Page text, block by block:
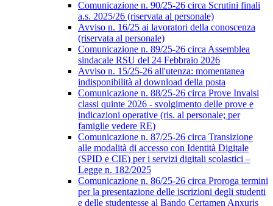
Comunicazione n. 90/25-26 circa Scrutini finali
a.s. 2025/26 (riservata al personale)
Avviso n. 16/25 ai lavoratori della conoscenza
(riservata al personale)
Comunicazione n. 89/25-26 circa Assemblea
sindacale RSU del 24 Febbraio 2026
Avviso n. 15/25-26 all'utenza: momentanea
indisponibilità al download della posta
Comunicazione n. 88/25-26 circa Prove Invalsi
classi quinte 2026 - svolgimento delle prove e
indicazioni operative (ris. al personale; per
famiglie vedere RE)
Comunicazione n. 87/25-26 circa Transizione
alle modalità di accesso con Identità Digitale
(SPID e CIE) per i servizi digitali scolastici –
Legge n. 182/2025
Comunicazione n. 86/25-26 circa Proroga termini
per la presentazione delle iscrizioni degli studenti
e delle studentesse al Bando Certamen Anxuris